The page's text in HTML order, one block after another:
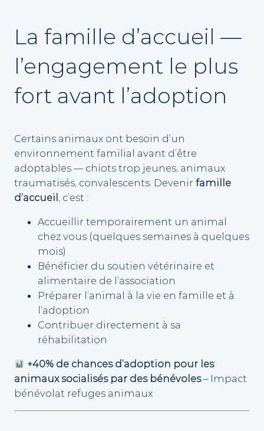
La famille d’accueil —
l’engagement le plus
fort avant l’adoption
Certains animaux ont besoin d’un
environnement familial avant d’être
adoptables — chiots trop jeunes, animaux
traumatisés, convalescents. Devenir famille
d’accueil, c’est :
Accueillir temporairement un animal
chez vous (quelques semaines à quelques
mois)
Bénéficier du soutien vétérinaire et
alimentaire de l’association
Préparer l’animal à la vie en famille et à
l’adoption
Contribuer directement à sa
réhabilitation
+40% de chances d’adoption pour les
animaux socialisés par des bénévoles– Impact
bénévolat refuges animaux